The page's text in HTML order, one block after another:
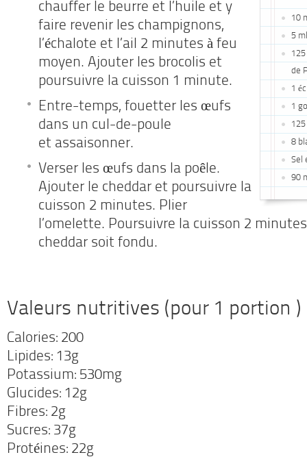
10
5
de
1
1
8
Sel
90
chauffer le beurre et l’huile et y
faire revenir les champignons,
l’échalote et l’ail 2 minutes à feu
moyen. Ajouter les brocolis et
poursuivre la cuisson 1 minute.
Entre-temps, fouetter les œufs
dans un cul-de-poule
et assaisonner.
Verser les œufs dans la poêle.
Ajouter le cheddar et poursuivre la
cuisson 2 minutes. Plier
l’omelette. Poursuivre la cuisson 2 minutes
cheddar soit fondu.
Valeurs nutritives (pour 1 portion )
Calories: 200
Lipides: 13g
Potassium: 530mg
Glucides: 12g
Fibres: 2g
Sucres: 37g
Protéines: 22g